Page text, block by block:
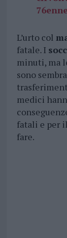
L’urto col
fatale. I
minuti, ma
sono
medici
fatali e per
fare.